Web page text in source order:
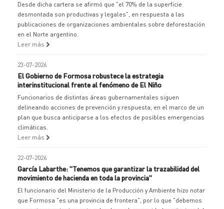
Desde dicha cartera se afirmó que "el 70% de la superficie
desmontada son productivas y legales", en respuesta a las
publicaciones de organizaciones ambientales sobre deforestación
en el Norte argentino.
Leer más
23-07-2026
El Gobierno de Formosa robustece la estrategia
interinstitucional frente al fenómeno de El Niño
Funcionarios de distintas áreas gubernamentales siguen
delineando acciones de prevención y respuesta, en el marco de un
plan que busca anticiparse a los efectos de posibles emergencias
climáticas.
Leer más
22-07-2026
García Labarthe: "Tenemos que garantizar la trazabilidad del
movimiento de hacienda en toda la provincia"
El funcionario del Ministerio de la Producción y Ambiente hizo notar
que Formosa "es una provincia de frontera", por lo que "debemos